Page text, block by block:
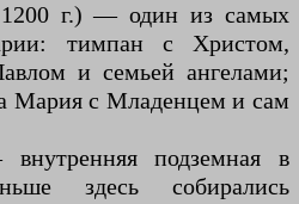
г.) — один из самых
тимпан с Христом,
и семьей ангелами;
Мария с Младенцем и сам
подземная в
здесь собирались